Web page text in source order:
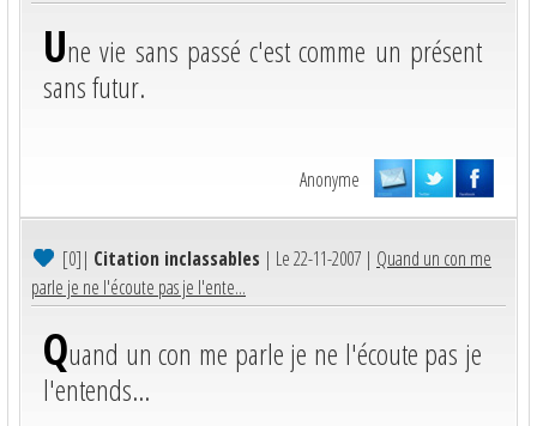
Une vie sans passé c'est comme un présent
sans futur.
Anonyme
[0]| Citation inclassables | Le 22-11-2007 | Quand un con me
parle je ne l'écoute pas je l'ente...
Quand un con me parle je ne l'écoute pas je
l'entends...